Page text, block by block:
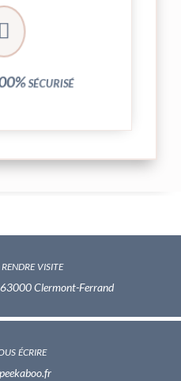
sécurisé
carte bancaire sont
grâce au système
PayPlug.
visite
Clermont-Ferrand
écrire